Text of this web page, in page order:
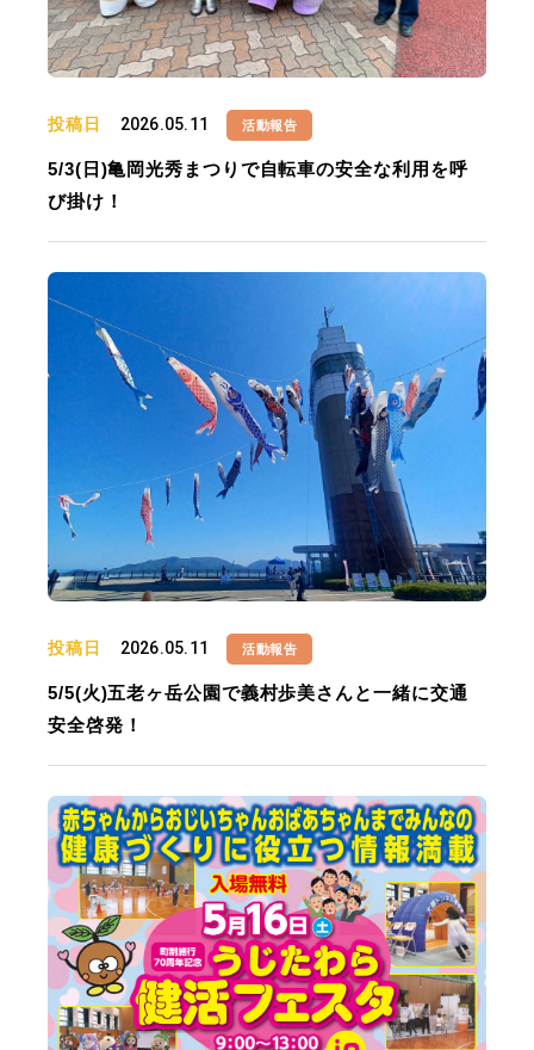
投稿日 2026.05.11 活動報告
5/3(日)亀岡光秀まつりで自転車の安全な利用を呼
び掛け！
投稿日 2026.05.11 活動報告
5/5(火)五老ヶ岳公園で義村歩美さんと一緒に交通
安全啓発！